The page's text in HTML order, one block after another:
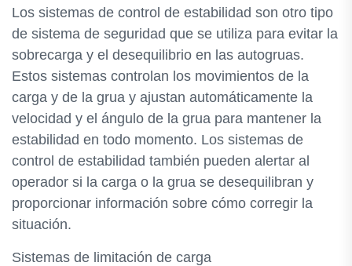
Los sistemas de control de estabilidad son otro tipo
de sistema de seguridad que se utiliza para evitar la
sobrecarga y el desequilibrio en las autogruas.
Estos sistemas controlan los movimientos de la
carga y de la grua y ajustan automáticamente la
velocidad y el ángulo de la grua para mantener la
estabilidad en todo momento. Los sistemas de
control de estabilidad también pueden alertar al
operador si la carga o la grua se desequilibran y
proporcionar información sobre cómo corregir la
situación.
Sistemas de limitación de carga